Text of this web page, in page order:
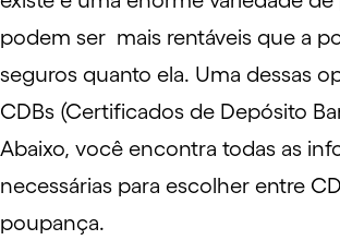
podem ser mais rentáveis que a
seguros quanto ela. Uma dessas
CDBs (Certificados de Depósito
Abaixo, você encontra todas as
necessárias para escolher entre
poupança.